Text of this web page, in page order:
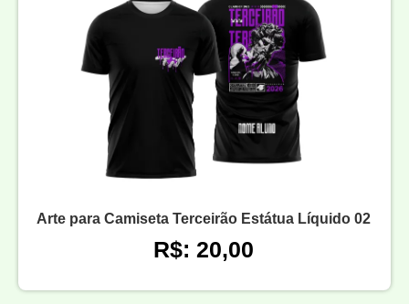
Arte para Camiseta Terceirão Estátua Líquido 02
R$: 20,00